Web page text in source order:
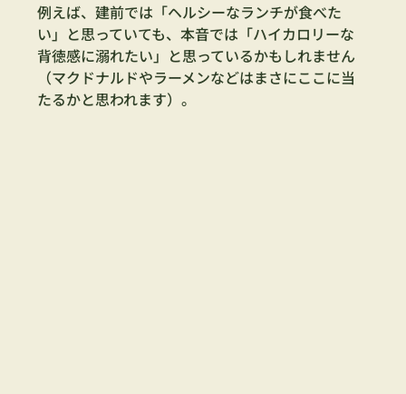
例えば、建前では「ヘルシーなランチが食べた
い」と思っていても、本音では「ハイカロリーな
背徳感に溺れたい」と思っているかもしれません
（マクドナルドやラーメンなどはまさにここに当
たるかと思われます）。